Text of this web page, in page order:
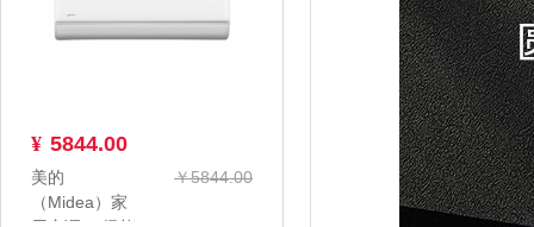
¥ 5844.00
￥5844.00
美的
（Midea）家